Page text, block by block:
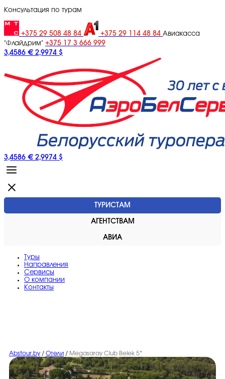
Консультация по турам
+375 29 508 48 84 +375 29 114 48 84 Авиакасса
"Флайдрим" +375 17 3 666 999
3,4586 € 2,9974 $
3,4586 € 2,9974 $
ТУРИСТАМ
АГЕНТСТВАМ
АВИА
Туры
Направления
Сервисы
O компании
Контакты
Abstour.by / Отели / Megasaray Club Belek 5*